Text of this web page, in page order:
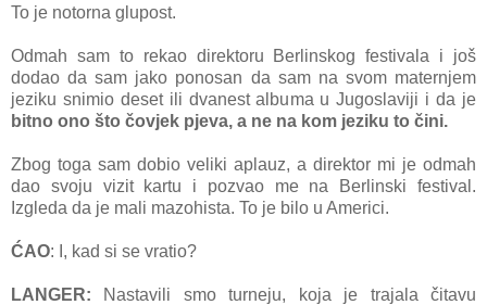
To je notorna glupost.
Odmah sam to rekao direktoru Berlinskog festivala i još
dodao da sam jako ponosan da sam na svom maternjem
jeziku snimio deset ili dvanest albuma u Jugoslaviji i da je
bitno ono što čovjek pjeva, a ne na kom jeziku to čini.
Zbog toga sam dobio veliki aplauz, a direktor mi je odmah
dao svoju vizit kartu i pozvao me na Berlinski festival.
Izgleda da je mali mazohista. To je bilo u Americi.
ĆAO: I, kad si se vratio?
LANGER: Nastavili smo turneju, koja je trajala čitavu